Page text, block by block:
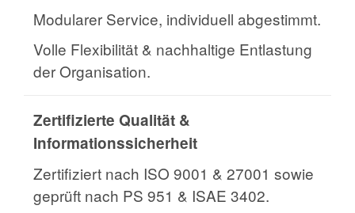
Modularer Service, individuell abgestimmt.
Volle Flexibilität & nachhaltige Entlastung
der Organisation.
Zertifizierte Qualität &
Informationssicherheit
Zertifiziert nach ISO 9001 & 27001 sowie
geprüft nach PS 951 & ISAE 3402.